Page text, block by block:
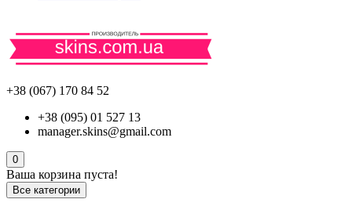
+38 (067) 170 84 52
+38 (095) 01 527 13
manager.skins@gmail.com
0
Ваша корзина пуста!
Все категории